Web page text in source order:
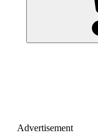
Advertisement